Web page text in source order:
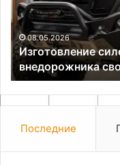
своими
руками
08.05.2026
Изготовление
внедорожника
Последние